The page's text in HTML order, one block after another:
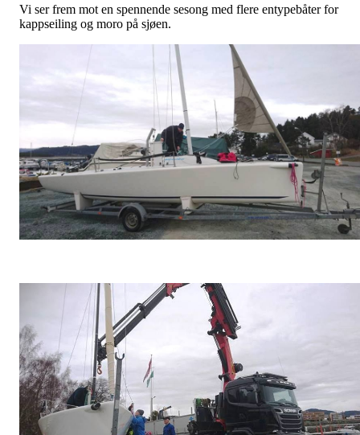
Vi ser frem mot en spennende sesong med flere entypebåter for
kappseiling og moro på sjøen.